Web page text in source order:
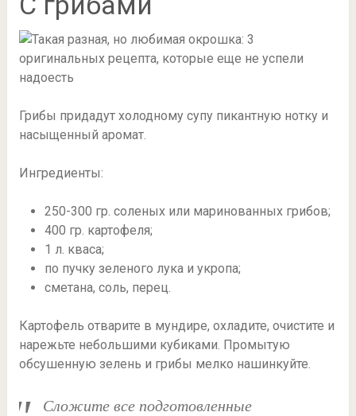
Грибы придадут холодному супу пикантную нотку и
насыщенный аромат.
Ингредиенты:
250-300 гр. соленых или маринованных грибов;
400 гр. картофеля;
1 л. кваса;
по пучку зеленого лука и укропа;
сметана, соль, перец.
Картофель отварите в мундире, охладите, очистите и
нарежьте небольшими кубиками. Промытую
обсушенную зелень и грибы мелко нашинкуйте.
Сложите все подготовленные